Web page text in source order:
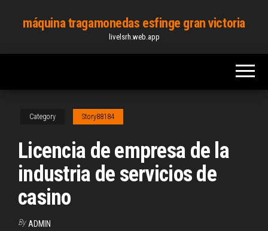
content
máquina tragamonedas esfinge gran victoria
livelsrh.web.app
Category Story88184
Licencia de empresa de la
industria de servicios de
casino
By ADMIN